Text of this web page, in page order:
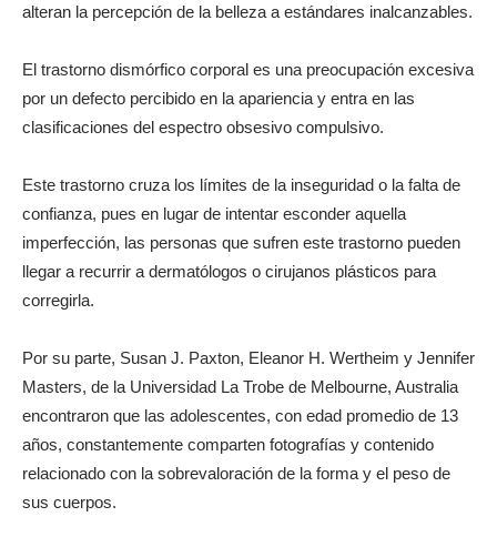
alteran la percepción de la belleza a estándares inalcanzables.
El trastorno dismórfico corporal es una preocupación excesiva
por un defecto percibido en la apariencia y entra en las
clasificaciones del espectro obsesivo compulsivo.
Este trastorno cruza los límites de la inseguridad o la falta de
confianza, pues en lugar de intentar esconder aquella
imperfección, las personas que sufren este trastorno pueden
llegar a recurrir a dermatólogos o cirujanos plásticos para
corregirla.
Por su parte, Susan J. Paxton, Eleanor H. Wertheim y Jennifer
Masters, de la Universidad La Trobe de Melbourne, Australia
encontraron que las adolescentes, con edad promedio de 13
años, constantemente comparten fotografías y contenido
relacionado con la sobrevaloración de la forma y el peso de
sus cuerpos.